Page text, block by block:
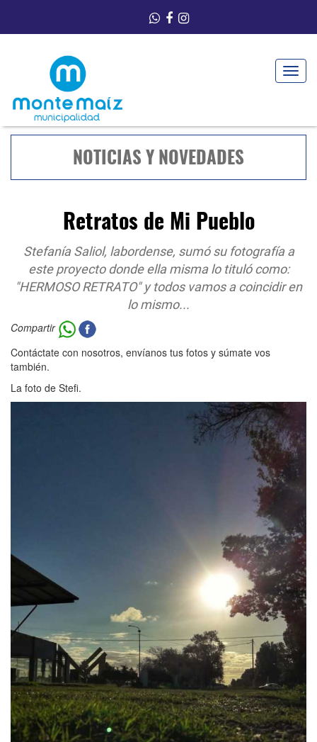
Toggle
NOTICIAS Y NOVEDADES
Retratos de Mi Pueblo
Stefanía Saliol, labordense, sumó su fotografía a
este proyecto donde ella misma lo tituló como:
"HERMOSO RETRATO" y todos vamos a coincidir en
lo mismo...
Compartir
Contáctate con nosotros, envíanos tus fotos y súmate vos
también.
La foto de Stefi.